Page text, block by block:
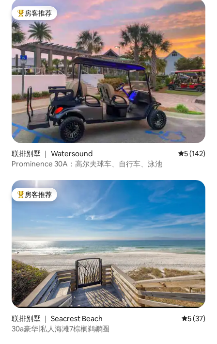
热门「房客推荐」
房客推荐
联排别墅 ｜ Watersound 平均评分 5
5 (142)
Prominence 30A：高尔夫球车、自行车、泳池
热门「房客推荐」
房客推荐
联排别墅 ｜ Seacrest Beach 平均评分
5 (37)
30a豪华|私人海滩7棕榈鹈鹕圈